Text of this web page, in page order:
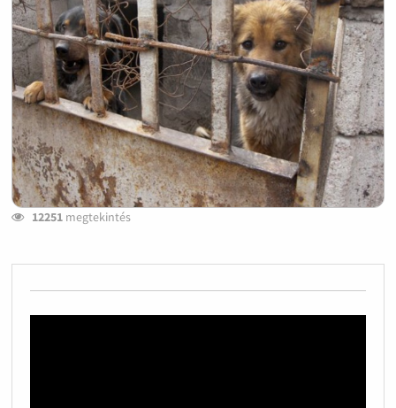
12251megtekintés